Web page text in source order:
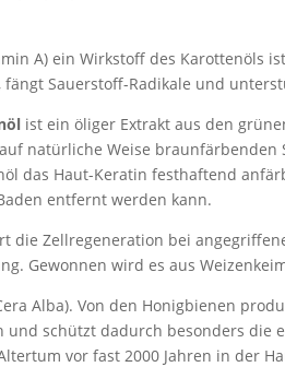
A) ein Wirkstoff des Karottenöls
fängt Sauerstoff-Radikale und
ist ein öliger Extrakt aus den
natürliche Weise braunfärbenden
das Haut-Keratin festhaftend
entfernt werden kann.
die Zellregeneration bei
Gewonnen wird es aus
Alba). Von den Honigbienen
und schützt dadurch besonders die
vor fast 2000 Jahren in der